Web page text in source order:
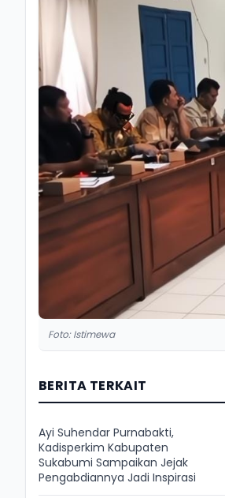
Foto: Istimewa
BERITA TERKAIT
Ayi Suhendar Purnabakti,
Kadisperkim Kabupaten
Sukabumi Sampaikan Jejak
Pengabdiannya Jadi Inspirasi